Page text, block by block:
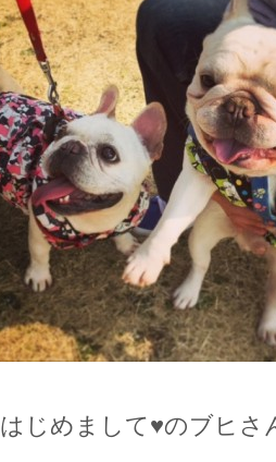
はじめまして♥のブヒさ